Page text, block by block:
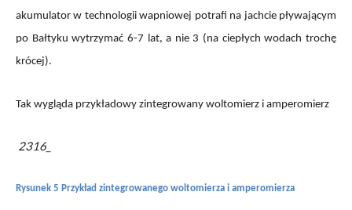
akumulator w technologii wapniowej potrafi na jachcie pływającym
po Bałtyku wytrzymać 6-7 lat, a nie 3 (na ciepłych wodach trochę
krócej).
Tak wygląda przykładowy zintegrowany woltomierz i amperomierz
2316_
Rysunek 5 Przykład zintegrowanego woltomierza i amperomierza